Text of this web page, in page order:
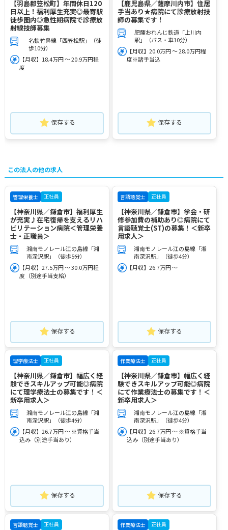
【羽島郡笠松町】年間休日120
日以上！福利厚生充実◎最寄駅
徒歩圏内◎急性期病院で診療放
射線技師募集
名鉄竹鼻線「西笠松駅」（徒
歩10分）
【月収】18.4万円 ～ 20.9万円程
度
保存する
【鹿児島県／薩摩川内市】住居
手当あり★病院にて診療放射技
師の募集です！
肥薩おれんじ鉄道「上川内
駅」（バス・車10分）
【月収】20.0万円 ～ 28.0万円程
度※諸手当込
保存する
この法人の他の求人
管理栄養士 正社員
【神奈川県／鎌倉市】福利厚生
が充実♪在宅復帰を支えるリハ
ビリテーション病院＜管理栄養
士・正職員＞
湘南モノレール江の島線「湘
南深沢駅」（徒歩5分）
【月収】27.5万円 ～ 30.0万円程
度（別途手当支給）
保存する
言語聴覚士 正社員
【神奈川県／鎌倉市】学会・研
修参加費の補助あり◎病院にて
言語聴覚士(ST)の募集！＜新卒
用求人＞
湘南モノレール江の島線「湘
南深沢駅」（徒歩4分）
【月収】26.7万円 ～
保存する
理学療法士 正社員
【神奈川県／鎌倉市】幅広く経
験できスキルアップ可能◎病院
にて理学療法士の募集です！＜
新卒用求人＞
湘南モノレール江の島線「湘
南深沢駅」（徒歩4分）
【月収】26.7万円 ～ ※資格手当
込み（別途手当あり）
保存する
作業療法士 正社員
【神奈川県／鎌倉市】幅広く経
験できスキルアップ可能◎病院
にて作業療法士の募集です！＜
新卒用求人＞
湘南モノレール江の島線「湘
南深沢駅」（徒歩4分）
【月収】26.7万円 ～ ※資格手当
込み（別途手当あり）
保存する
言語聴覚士 正社員 作業療法士 正社員